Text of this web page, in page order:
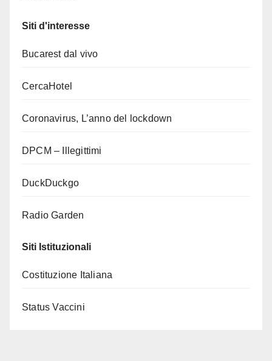
Siti d'interesse
Bucarest dal vivo
CercaHotel
Coronavirus, L’anno del lockdown
DPCM – Illegittimi
DuckDuckgo
Radio Garden
Siti Istituzionali
Costituzione Italiana
Status Vaccini